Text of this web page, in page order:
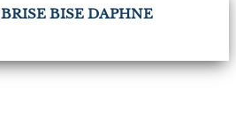
BRISE BISE DAPHNE